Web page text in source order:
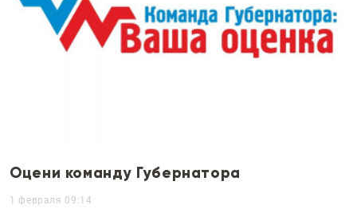
Оцени команду Губернатора
1 февраля 09:14